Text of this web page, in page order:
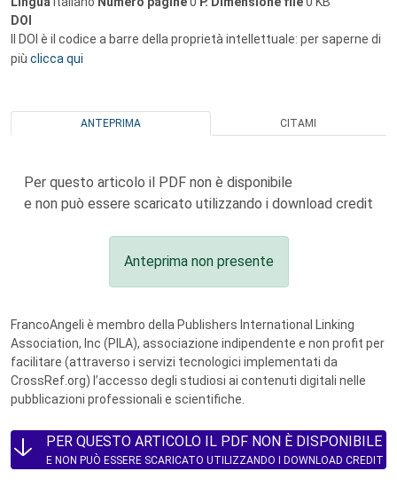
DOI
Il DOI è il codice a barre della proprietà intellettuale: per saperne di
più clicca qui
ANTEPRIMA CITAMI
Per questo articolo il PDF non è disponibile
e non può essere scaricato utilizzando i download credit
Anteprima non presente
FrancoAngeli è membro della Publishers International Linking
Association, Inc (PILA), associazione indipendente e non profit per
facilitare (attraverso i servizi tecnologici implementati da
CrossRef.org) l’accesso degli studiosi ai contenuti digitali nelle
pubblicazioni professionali e scientifiche.
PER QUESTO ARTICOLO IL PDF NON È DISPONIBILE
E NON PUÒ ESSERE SCARICATO UTILIZZANDO I DOWNLOAD CREDIT